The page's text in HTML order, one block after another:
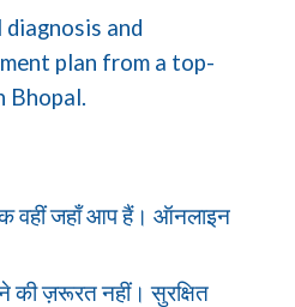
and
plan from a top-
Bhopal.
वहीं जहाँ आप हैं। ऑनलाइन
की ज़रूरत नहीं। सुरक्षित